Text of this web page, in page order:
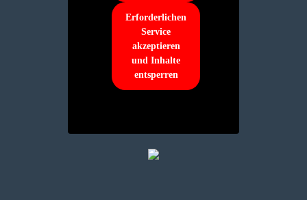
Erforderlichen
Service
akzeptieren
und Inhalte
entsperren